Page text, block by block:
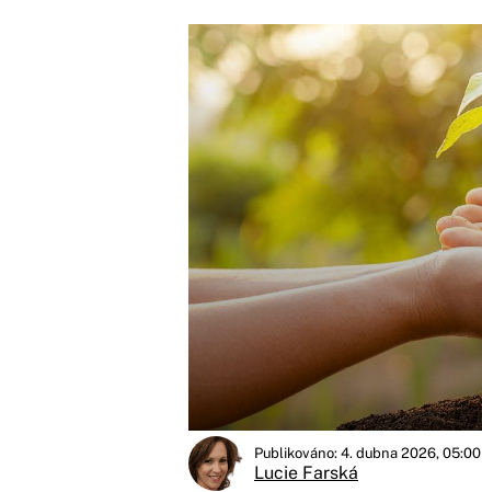
Publikováno: 4. dubna 2026, 05:00
Lucie Farská